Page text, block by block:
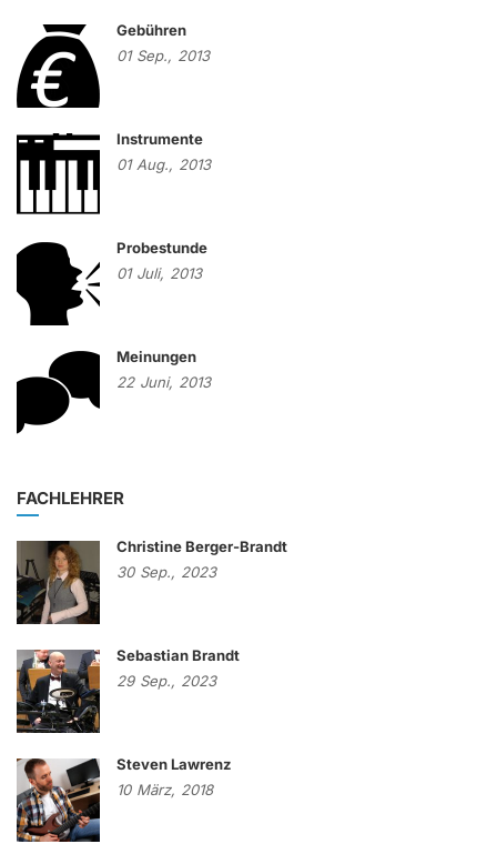
Gebühren
01 Sep., 2013
Instrumente
01 Aug., 2013
Probestunde
01 Juli, 2013
Meinungen
22 Juni, 2013
FACHLEHRER
Christine Berger-Brandt
30 Sep., 2023
Sebastian Brandt
29 Sep., 2023
Steven Lawrenz
10 März, 2018